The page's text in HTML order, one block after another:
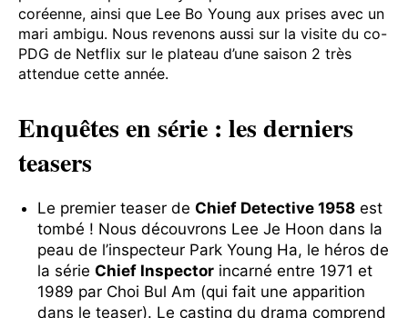
coréenne, ainsi que Lee Bo Young aux prises avec un
mari ambigu. Nous revenons aussi sur la visite du co-
PDG de Netflix sur le plateau d’une saison 2 très
attendue cette année.
Enquêtes en série : les derniers
teasers
Le premier teaser de Chief Detective 1958 est
tombé ! Nous découvrons Lee Je Hoon dans la
peau de l’inspecteur Park Young Ha, le héros de
la série Chief Inspector incarné entre 1971 et
1989 par Choi Bul Am (qui fait une apparition
dans le teaser). Le casting du drama comprend